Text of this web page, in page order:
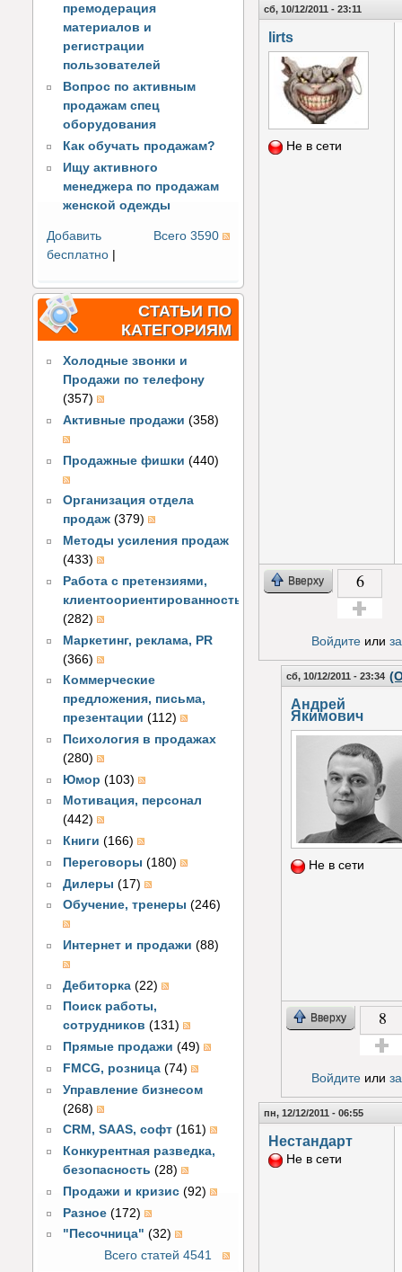
премодерация
материалов и
регистрации
пользователей
Вопрос по активным
продажам спец
оборудования
Как обучать продажам?
Ищу активного
менеджера по продажам
женской одежды
Всего 3590
Добавить
бесплатно |
СТАТЬИ ПО
КАТЕГОРИЯМ
Холодные звонки и
Продажи по телефону
(357)
Активные продажи (358)
Продажные фишки (440)
Организация отдела
продаж (379)
Методы усиления продаж
(433)
Работа с претензиями,
клиентоориентированность
(282)
Маркетинг, реклама, PR
(366)
Коммерческие
предложения, письма,
презентации (112)
Психология в продажах
(280)
Юмор (103)
Мотивация, персонал
(442)
Книги (166)
Переговоры (180)
Дилеры (17)
Обучение, тренеры (246)
Интернет и продажи (88)
Дебиторка (22)
Поиск работы,
сотрудников (131)
Прямые продажи (49)
FMCG, розница (74)
Управление бизнесом
(268)
CRM, SAAS, софт (161)
Конкурентная разведка,
безопасность (28)
Продажи и кризис (92)
Разное (172)
"Песочница" (32)
Всего статей 4541
сб, 10/12/2011 - 23:11
lirts
Не в сети
Вверху 6
Войдитеили
сб, 10/12/2011 - 23:34
Андрей
Якимович
Не в сети
Вверху 8
Войдитеили
пн, 12/12/2011 - 06:55
Нестандарт
Не в сети